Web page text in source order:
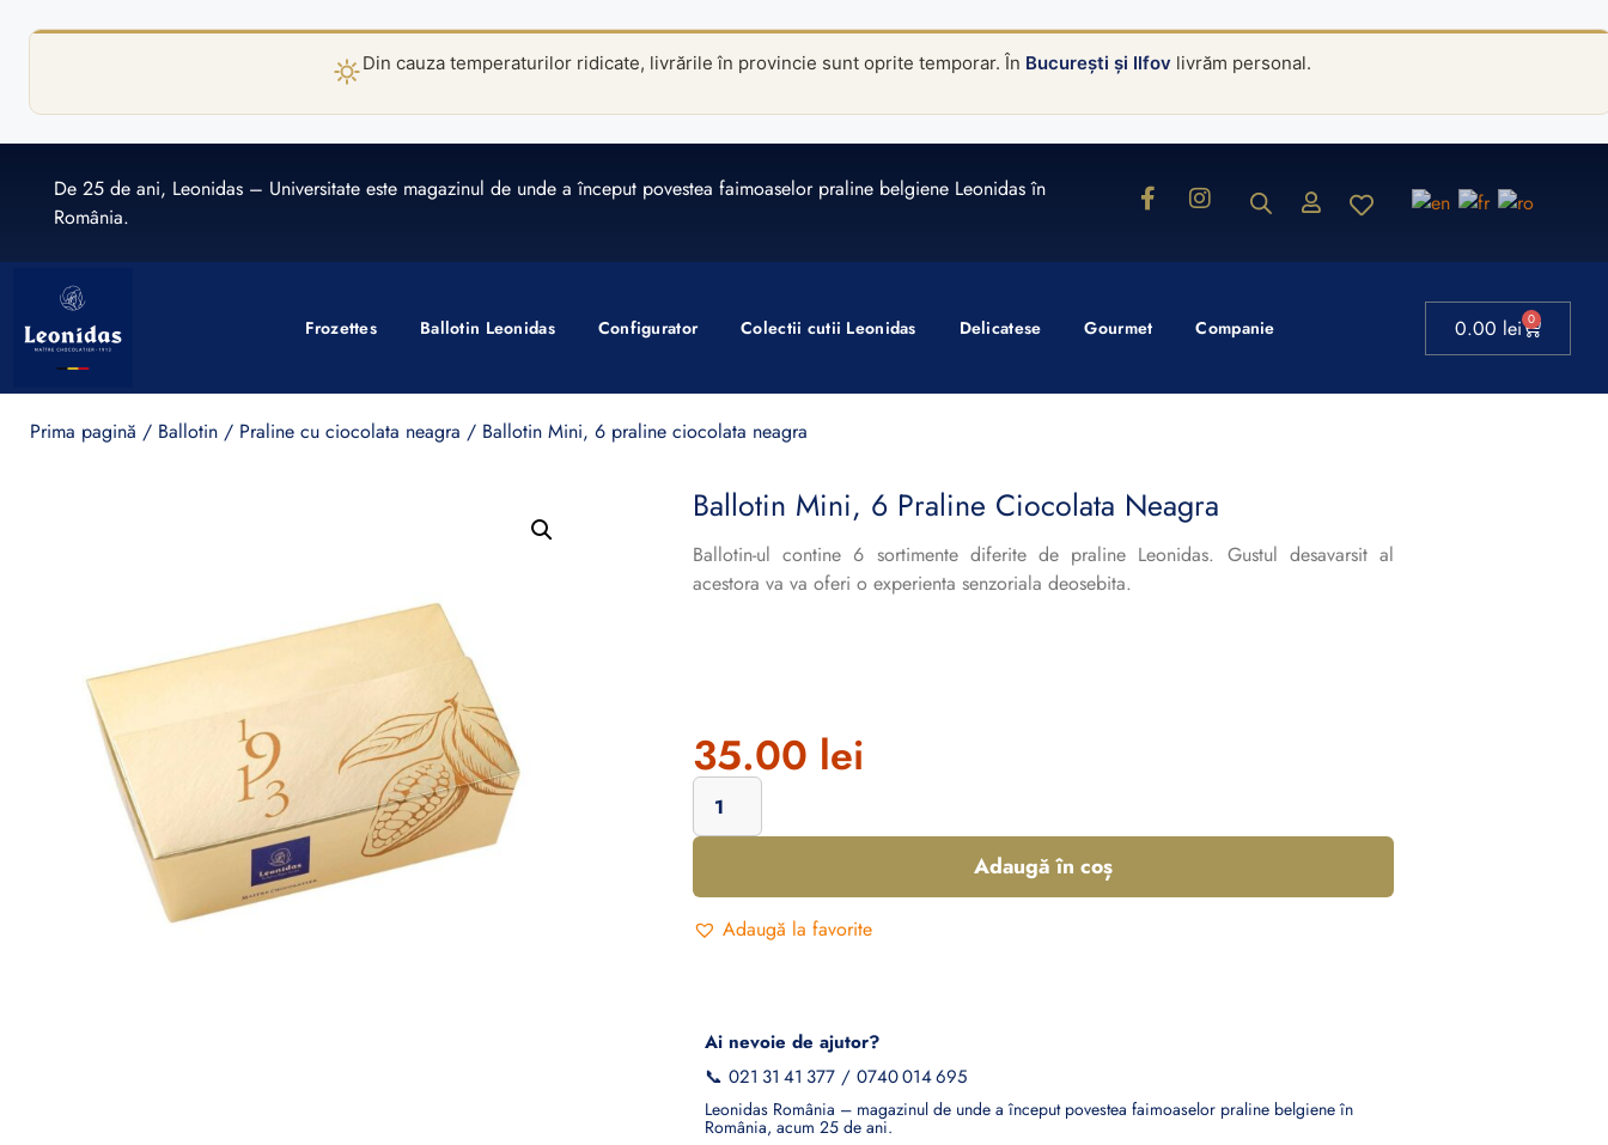
Din cauza temperaturilor ridicate, livrările în provincie sunt oprite temporar. În București și Ilfov livrăm personal.
De 25 de ani, Leonidas – Universitate este magazinul de unde a început povestea faimoaselor praline belgiene Leonidas în
România.
Frozettes Ballotin Leonidas Configurator Colectii cutii Leonidas Delicatese Gourmet Companie 0.00 lei 0
Prima pagină / Ballotin / Praline cu ciocolata neagra / Ballotin Mini, 6 praline ciocolata neagra
Ballotin Mini, 6 Praline Ciocolata Neagra
Ballotin-ul contine 6 sortimente diferite de praline Leonidas. Gustul desavarsit al
acestora va va oferi o experienta senzoriala deosebita.
35.00 lei
Adaugă în coș
Adaugă la favorite
Ai nevoie de ajutor?
📞 021 31 41 377/ 0740 014 695
Leonidas România – magazinul de unde a început povestea faimoaselor praline belgiene în
România, acum 25 de ani.